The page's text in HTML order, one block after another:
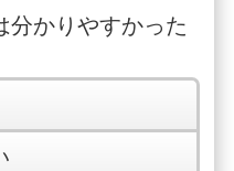
分かりやすかった